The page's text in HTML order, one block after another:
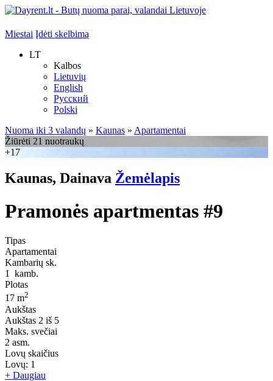
Miestai Įdėti skelbimą
LT
Kalbos
Lietuvių
English
Русский
Polski
Nuoma iki 3 valandų » Kaunas » Apartamentai
Žiūrėti 21 nuotraukų
+17
Kaunas, Dainava Žemėlapis
Pramonės apartmentas #9
Tipas
Apartamentai
Kambarių sk.
1
kamb.
Plotas
17 m2
Aukštas
Aukštas 2 iš 5
Maks. svečiai
2 asm.
Lovų skaičius
Lovų: 1
+ Daugiau